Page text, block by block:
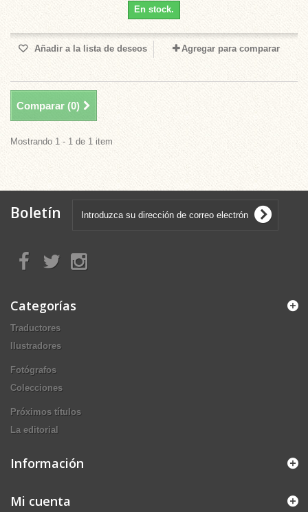
En stock.
Añadir a la lista de deseos Agregar para comparar
Comparar (0)
Mostrando 1 - 1 de 1 item
Boletín
Categorías
Traductores
Ilustradores
Fotógrafos
Colecciones
Próximos títulos
La editorial
Información
Mi cuenta